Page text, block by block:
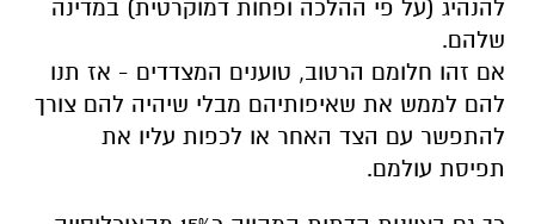
להנהיג (על פי ההלכה ופחות דמוקרטית) במדינה
שלהם.
אם זהו חלומם הרטוב, טוענים המצדדים - אז תנו
להם לממש את שאיפותיהם מבלי שיהיה להם צורך
להתפשר עם הצד האחר או לכפות עליו את
תפיסת עולמם.